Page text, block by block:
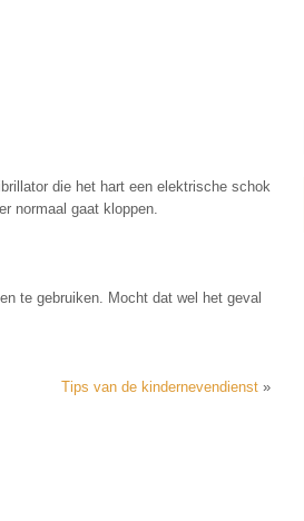
die het hart een elektrische schok
normaal gaat kloppen.
te gebruiken. Mocht dat wel het geval
Tips van de kindernevendienst »